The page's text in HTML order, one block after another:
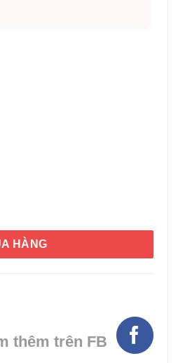
Anti-Transpirant Intense 48h
HÀNG
thêm trên FB